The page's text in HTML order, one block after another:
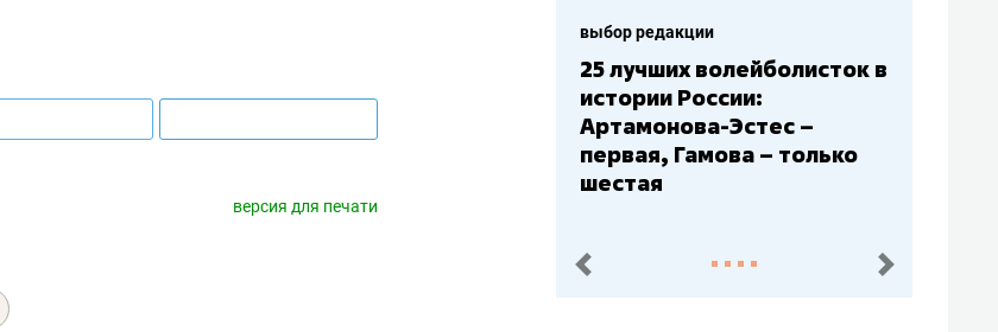
версия для печати
истории России:
выбор редакции
Бюджеты клубов КХЛ: СКА
– главный мажор, «Ак
Барс» – второй, «Салават
Юлаев» – середняк
пред. след.